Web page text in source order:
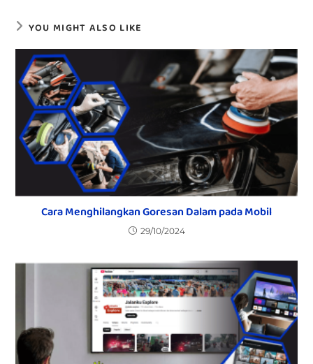
YOU MIGHT ALSO LIKE
Cara Menghilangkan Goresan Dalam pada Mobil
29/10/2024